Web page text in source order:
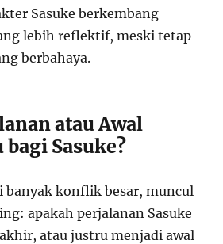
Sasuke berkembang
lebih reflektif, meski tetap
berbahaya.
atau Awal
Sasuke?
banyak konflik besar, muncul
apakah perjalanan Sasuke
atau justru menjadi awal